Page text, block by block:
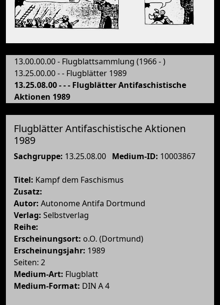
13.00.00.00 - Flugblattsammlung (1966 - )
13.25.00.00 - - Flugblätter 1989
13.25.08.00 - - - Flugblätter Antifaschistische
Aktionen 1989
Flugblätter Antifaschistische Aktionen
1989
Sachgruppe: 13.25.08.00 Medium-ID: 10003867
Titel: Kampf dem Faschismus
Zusatz:
Autor: Autonome Antifa Dortmund
Verlag: Selbstverlag
Reihe:
Erscheinungsort: o.O. (Dortmund)
Erscheinungsjahr: 1989
Seiten: 2
Medium-Art: Flugblatt
Medium-Format: DIN A 4